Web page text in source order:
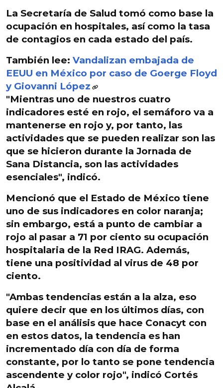
La Secretaría de Salud tomó como base la
ocupación en hospitales, así como la tasa
de contagios en cada estado del país.
También lee: Vandalizan embajada de
EEUU en México por caso de Goerge Floyd
y Giovanni López
"Mientras uno de nuestros cuatro
indicadores esté en rojo, el semáforo va a
mantenerse en rojo y, por tanto, las
actividades que se pueden realizar son las
que se hicieron durante la Jornada de
Sana Distancia, son las actividades
esenciales", indicó.
Mencionó que el Estado de México tiene
uno de sus indicadores en color naranja;
sin embargo, está a punto de cambiar a
rojo al pasar a 71 por ciento su ocupación
hospitalaria de la Red IRAG. Además,
tiene una positividad al virus de 48 por
ciento.
"Ambas tendencias están a la alza, eso
quiere decir que en los últimos días, con
base en el análisis que hace Conacyt con
en estos datos, la tendencia es han
incrementado día con día de forma
constante, por lo tanto se pone tendencia
ascendente y color rojo", indicó Cortés